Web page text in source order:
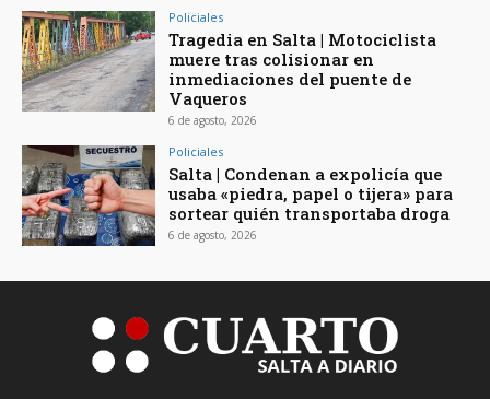
Policiales
Tragedia en Salta | Motociclista
muere tras colisionar en
inmediaciones del puente de
Vaqueros
6 de agosto, 2026
Policiales
Salta | Condenan a expolicía que
usaba «piedra, papel o tijera» para
sortear quién transportaba droga
6 de agosto, 2026